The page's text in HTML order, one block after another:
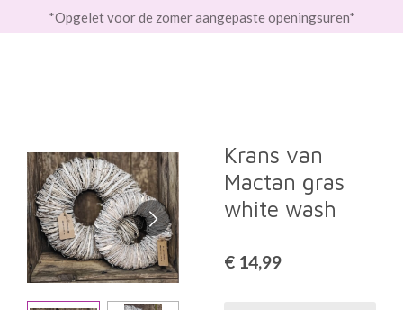
direct
*Opgelet voor de zomer aangepaste openingsuren*
Krans van
Mactan gras
white wash
€ 14,99